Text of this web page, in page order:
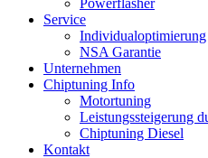
Powerflasher
Service
Individualoptimierung
NSA Garantie
Unternehmen
Chiptuning Info
Motortuning
Leistungssteigerung
Chiptuning Diesel
Kontakt